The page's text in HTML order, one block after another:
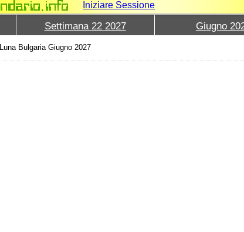
Iniziare Sessione
Settimana 22 2027 Giugno
Luna Bulgaria Giugno 2027